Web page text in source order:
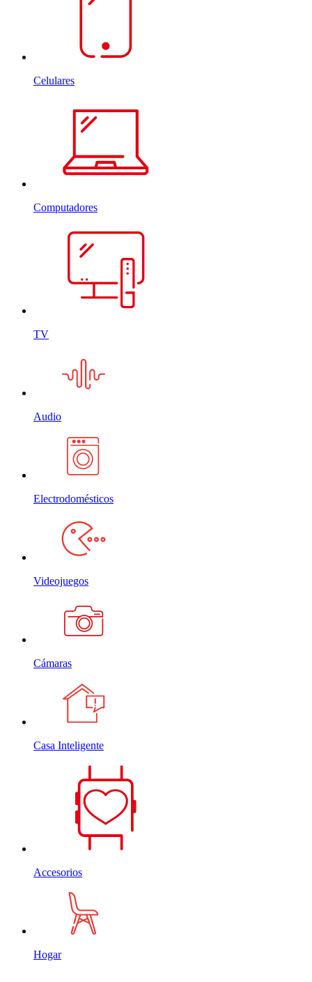
Celulares
Computadores
TV
Audio
Electrodomésticos
Videojuegos
Cámaras
Casa Inteligente
Accesorios
Hogar